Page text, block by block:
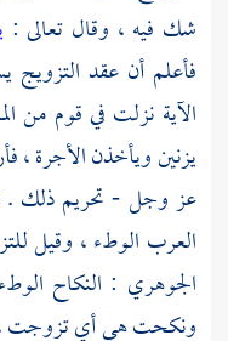
شك فيه ، وقال تعالى :
فأعلم أن عقد التزويج
الآية نزلت في قوم من
يزنين ويأخذن الأجرة ،
عز وجل - تحريم ذلك .
العرب الوطء ، وقيل
الجوهري : النكاح
ونكحت هي أي تزوجت ،